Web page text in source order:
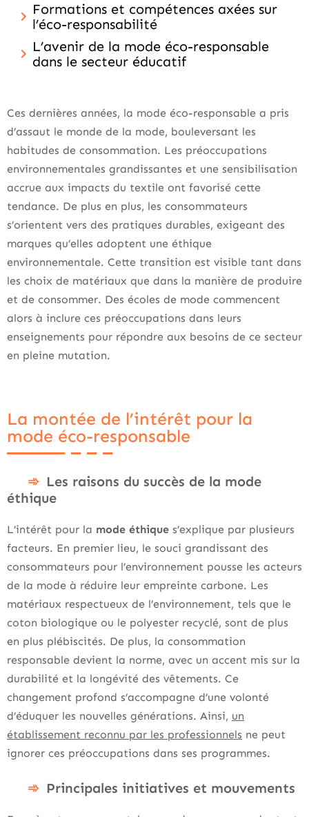
Formations et compétences axées sur
l’éco-responsabilité
L’avenir de la mode éco-responsable
dans le secteur éducatif
Ces dernières années, la mode éco-responsable a pris
d’assaut le monde de la mode, bouleversant les
habitudes de consommation. Les préoccupations
environnementales grandissantes et une sensibilisation
accrue aux impacts du textile ont favorisé cette
tendance. De plus en plus, les consommateurs
s’orientent vers des pratiques durables, exigeant des
marques qu’elles adoptent une éthique
environnementale. Cette transition est visible tant dans
les choix de matériaux que dans la manière de produire
et de consommer. Des écoles de mode commencent
alors à inclure ces préoccupations dans leurs
enseignements pour répondre aux besoins de ce secteur
en pleine mutation.
La montée de l’intérêt pour la
mode éco-responsable
Les raisons du succès de la mode
éthique
L’intérêt pour la mode éthique s’explique par plusieurs
facteurs. En premier lieu, le souci grandissant des
consommateurs pour l’environnement pousse les acteurs
de la mode à réduire leur empreinte carbone. Les
matériaux respectueux de l’environnement, tels que le
coton biologique ou le polyester recyclé, sont de plus
en plus plébiscités. De plus, la consommation
responsable devient la norme, avec un accent mis sur la
durabilité et la longévité des vêtements. Ce
changement profond s’accompagne d’une volonté
d’éduquer les nouvelles générations. Ainsi, un
établissement reconnu par les professionnels ne peut
ignorer ces préoccupations dans ses programmes.
Principales initiatives et mouvements